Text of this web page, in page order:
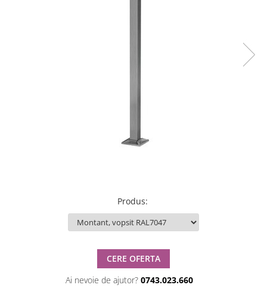
Produs:
CERE OFERTA
Ai nevoie de ajutor? 0743.023.660